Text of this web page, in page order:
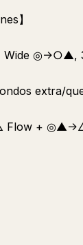
】
Wide
extra/
Flow +